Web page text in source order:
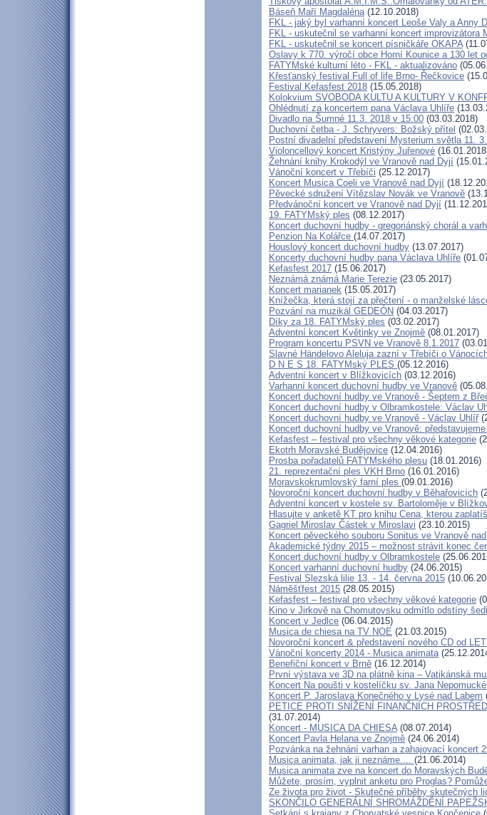
Báseň Maří Magdaléna(12.10.2018)
FKL - jaký byl varhanní koncert Leoše Valy a Anny
FKL - uskutečnil se varhanní koncert improvizátora
FKL - uskutečnil se koncert písničkáře OKAPA
Oslavy k 770. výročí obce Horní Kounice a 130 let
FATYMské kulturní léto - FKL - aktualizováno
Křesťanský festival Full of life Brno- Řečkovice
Festival Kefasfest 2018 (15.05.2018)
Kolokvium SVOBODA KULTU A KULTURY V
Ohlédnutí za koncertem pana Václava Uhlíře
Divadlo na Šumné 11.3. 2018 v 15:00 (03.03.2018)
Duchovní četba - J. Schryvers: Božský přítel
Postní divadelní představení Mysterium světla 11.
Violoncellový koncert Kristýny Juřenové
Žehnání knihy Krokodýl ve Vranově nad Dyjí
Vánoční koncert v Třebíči (25.12.2017)
Koncert Musica Coeli ve Vranově nad Dyjí
Pěvecké sdružení Vítězslav Novák ve Vranově
Předvánoční koncert ve Vranově nad Dyjí
19. FATYMský ples (08.12.2017)
Koncert duchovní hudby - gregoriánský chorál a
Penzion Na Kolářce (14.07.2017)
Houslový koncert duchovní hudby (13.07.2017)
Koncerty duchovní hudby pana Václava Uhlíře
Kefasfest 2017 (15.06.2017)
Neznámá známá Marie Terezie (23.05.2017)
Koncert marianek (15.05.2017)
Knížečka, která stojí za přečtení - o manželské
Pozvání na muzikál GEDEÓN (04.03.2017)
Díky za 18. FATYMský ples (03.02.2017)
Adventní koncert Květinky ve Znojmě (08.01.2017)
Program koncertu PSVN ve Vranově 8.1.2017
Slavné Händelovo Aleluja zazní v Třebíči o
D N E S 18. FATYMský PLES (05.12.2016)
Adventní koncert v Blížkovicích (03.12.2016)
Varhanní koncert duchovní hudby ve Vranově
Koncert duchovní hudby ve Vranově - Šeptem z
Koncert duchovní hudby v Olbramkostele: Václav
Koncert duchovní hudby ve Vranově - Václav Uhlíř
Koncert duchovní hudby ve Vranově:
Kefasfest – festival pro všechny věkové kategorie
Ekotrh Moravské Budějovice (12.04.2016)
Prosba pořadatelů FATYMského plesu (18.01.2016)
21. reprezentační ples VKH Brno (16.01.2016)
Moravskokrumlovský farní ples (09.01.2016)
Novoroční koncert duchovní hudby v Běhařovicích
Adventní koncert v kostele sv. Bartoloměje v
Hlasujte v anketě KT pro knihu Cena, kterou zaplatíš
Gagriel Miroslav Částek v Miroslavi (23.10.2015)
Koncert pěveckého souboru Sonitus ve Vranově
Akademické týdny 2015 – možnost strávit konec
Koncert duchovní hudby v Olbramkostele
Koncert varhanní duchovní hudby (24.06.2015)
Festival Slezská lilie 13. - 14. června 2015
Náměšťfest 2015 (28.05.2015)
Kefasfest – festival pro všechny věkové kategorie
Kino v Jirkově na Chomutovsku odmítlo odstíny
Koncert v Jedlce (06.04.2015)
Musica de chiesa na TV NOE (21.03.2015)
Novoroční koncert & představení nového CD od
Vánoční koncerty 2014 - Musica animata
Benefiční koncert v Brně (16.12.2014)
První výstava ve 3D na plátně kina – Vatikánská
Koncert Na poušti v kostelíčku sv. Jana
Koncert P. Jaroslava Konečného v Lysé nad Labem
PETICE PROTI SNÍŽENÍ FINANČNÍCH
(31.07.2014)
Koncert - MUSICA DA CHIESA(08.07.2014)
Koncert Pavla Helana ve Znojmě (24.06.2014)
Pozvánka na žehnání varhan a zahajovací koncert
Musica animata, jak ji neznáme.... (21.06.2014)
Musica animata zve na koncert do Moravských
Můžete, prosím, vyplnit anketu pro Proglas?
Ze života pro život - Skutečné příběhy skutečných
SKONČILO GENERÁLNÍ SHROMÁŽDĚNÍ